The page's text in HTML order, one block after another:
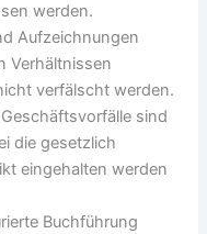
werden.
Aufzeichnungen
Verhältnissen
verfälscht werden.
sind
die gesetzlich
eingehalten werden
Buchführung